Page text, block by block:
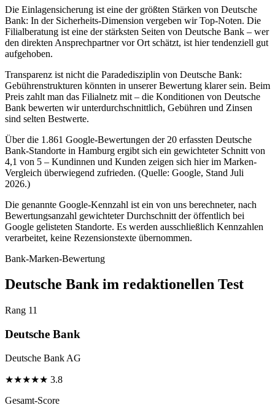
Die Einlagensicherung ist eine der größten Stärken von Deutsche
Bank: In der Sicherheits-Dimension vergeben wir Top-Noten. Die
Filialberatung ist eine der stärksten Seiten von Deutsche Bank – wer
den direkten Ansprechpartner vor Ort schätzt, ist hier tendenziell gut
aufgehoben.
Transparenz ist nicht die Paradedisziplin von Deutsche Bank:
Gebührenstrukturen könnten in unserer Bewertung klarer sein. Beim
Preis zahlt man das Filialnetz mit – die Konditionen von Deutsche
Bank bewerten wir unterdurchschnittlich, Gebühren und Zinsen
sind selten Bestwerte.
Über die 1.861 Google-Bewertungen der 20 erfassten Deutsche
Bank-Standorte in Hamburg ergibt sich ein gewichteter Schnitt von
4,1 von 5 – Kundinnen und Kunden zeigen sich hier im Marken-
Vergleich überwiegend zufrieden. (Quelle: Google, Stand Juli
2026.)
Die genannte Google-Kennzahl ist ein von uns berechneter, nach
Bewertungsanzahl gewichteter Durchschnitt der öffentlich bei
Google gelisteten Standorte. Es werden ausschließlich Kennzahlen
verarbeitet, keine Rezensionstexte übernommen.
Bank-Marken-Bewertung
Deutsche Bank im redaktionellen Test
Rang 11
Deutsche Bank
Deutsche Bank AG
★★★★★ 3.8
Gesamt-Score